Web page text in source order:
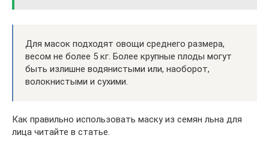
Для масок подходят овощи среднего размера,
весом не более 5 кг. Более крупные плоды могут
быть излишне водянистыми или, наоборот,
волокнистыми и сухими.
Как правильно использовать маску из семян льна для
лица читайте в статье.